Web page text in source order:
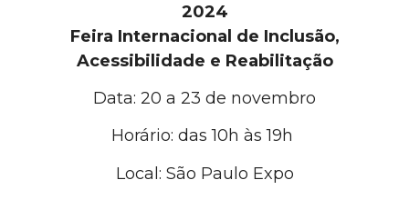
2024
Feira Internacional de Inclusão,
Acessibilidade e Reabilitação
Data: 20 a 23 de novembro
Horário: das 10h às 19h
Local: São Paulo Expo